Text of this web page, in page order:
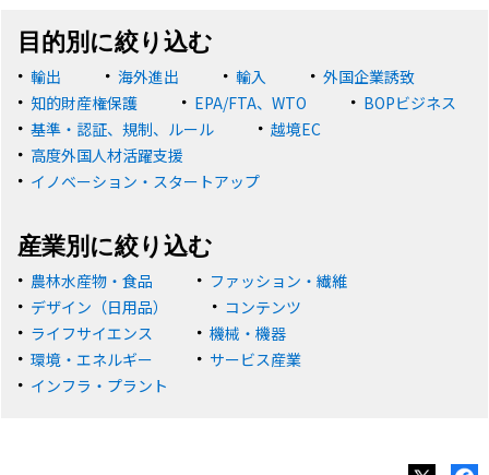
目的別に絞り込む
輸出 海外進出 輸入
外国企業誘致
知的財産権保護
EPA/FTA、WTO
BOPビジネス
基準・認証、規制、ルール
越境EC
高度外国人材活躍支援
イノベーション・スタートアップ
産業別に絞り込む
農林水産物・食品
ファッション・繊維
デザイン（日用品）
コンテンツ
ライフサイエンス
機械・機器
環境・エネルギー
サービス産業
インフラ・プラント